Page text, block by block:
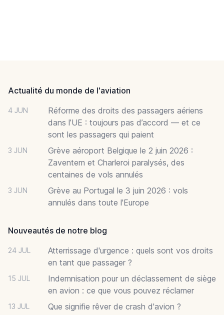
Actualité du monde de l'aviation
4 JUN
Réforme des droits des passagers aériens
dans l’UE : toujours pas d’accord — et ce
sont les passagers qui paient
3 JUN
Grève aéroport Belgique le 2 juin 2026 :
Zaventem et Charleroi paralysés, des
centaines de vols annulés
3 JUN
Grève au Portugal le 3 juin 2026 : vols
annulés dans toute l'Europe
Nouveautés de notre blog
24 JUL
Atterrissage d'urgence : quels sont vos droits
en tant que passager ?
15 JUL
Indemnisation pour un déclassement de siège
en avion : ce que vous pouvez réclamer
13 JUL Que signifie rêver de crash d'avion ?